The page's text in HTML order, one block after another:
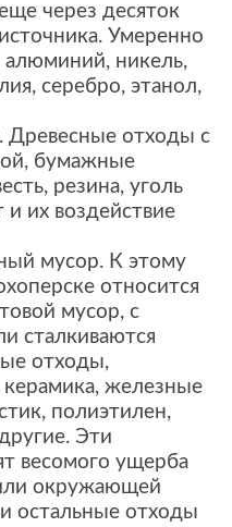
через десяток
Умеренно
никель,
серебро, этанол,
Древесные отходы с
бумажные
резина, уголь
и их воздействие
мусор. К этому
относится
мусор, с
сталкиваются
отходы,
керамика, железные
полиэтилен,
Эти
весомого ущерба
окружающей
остальные отходы